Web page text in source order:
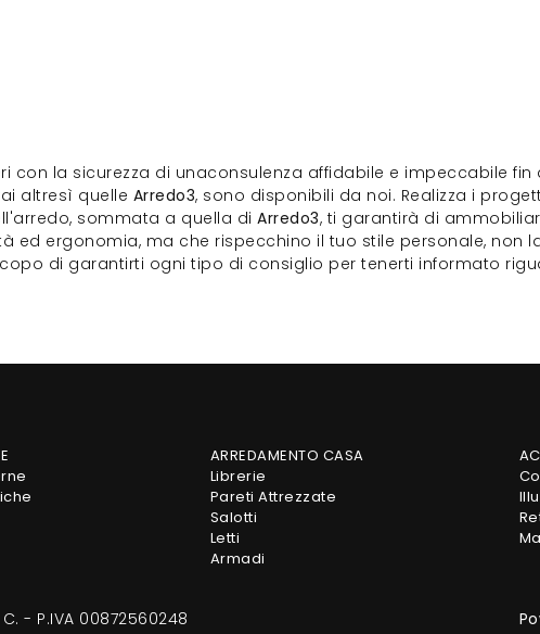
con la sicurezza di unaconsulenza affidabile e impeccabile fin
altresì quelle Arredo3, sono disponibili da noi. Realizza i
sommata a quella di Arredo3, ti garantirà di
ed ergonomia, ma che rispecchino il tuo stile personale, non
di garantirti ogni tipo di consiglio per tenerti informato
ARREDAMENTO CASA
Librerie
Pareti Attrezzate
Salotti
Letti
Armadi
- P.IVA 00872560248